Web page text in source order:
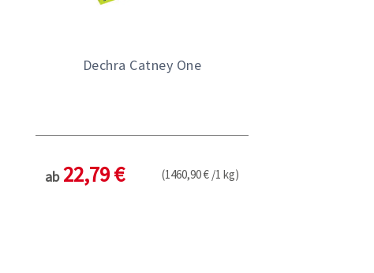
Dechra Catney One
ab 22,79 € (1460,90 € /1 kg)